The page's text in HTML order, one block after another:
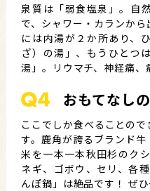
泉質は「弱食塩泉」。自
で、シャワー・カランか
には内湯が２か所あり、
ざ）の湯」、もうひとつ
湯」。リウマチ、神経痛、
おもてなし
ここでしか食べることの
す。鹿角が誇るブランド
米を一本一本秋田杉のク
ネギ、ゴボウ、セリ、各
んぽ鍋」は絶品です！ ぜ